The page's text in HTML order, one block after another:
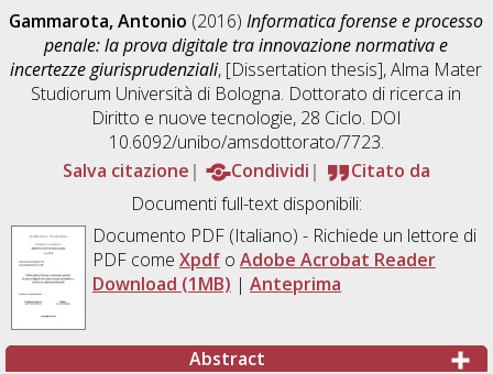
Gammarota, Antonio (2016)Informatica forense e processo
penale: la prova digitale tra innovazione normativa e
incertezze giurisprudenziali, [Dissertation thesis], Alma Mater
Studiorum Università di Bologna. Dottorato di ricerca in
Diritto e nuove tecnologie, 28 Ciclo. DOI
10.6092/unibo/amsdottorato/7723.
Salva citazione
Condividi
Citato da
Documenti full-text disponibili:
Documento PDF(Italiano) - Richiede un lettore di
PDF come Xpdfo Adobe Acrobat Reader
Download (1MB) | Anteprima
Abstract